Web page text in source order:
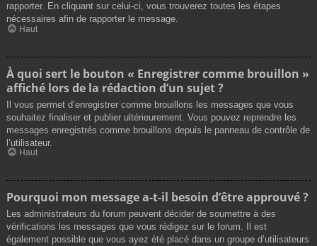
rapporter. En cliquant sur celui-ci, vous trouverez toutes les étapes
nécessaires afin de rapporter le message.
Haut
À quoi sert le bouton « Enregistrer comme brouillon »
affiché lors de la rédaction d’un sujet ?
Il vous permet d’enregistrer comme brouillons les messages que vous
souhaitez finaliser et publier ultérieurement. Vous pouvez reprendre les
messages enregistrés comme brouillons depuis le panneau de contrôle de
l’utilisateur.
Haut
Pourquoi mon message a-t-il besoin d’être approuvé ?
Les administrateurs du forum peuvent décider de soumettre à des
vérifications les messages que vous rédigez sur le forum. Il est
également possible que vous ayez été placé dans un groupe d’utilisateurs